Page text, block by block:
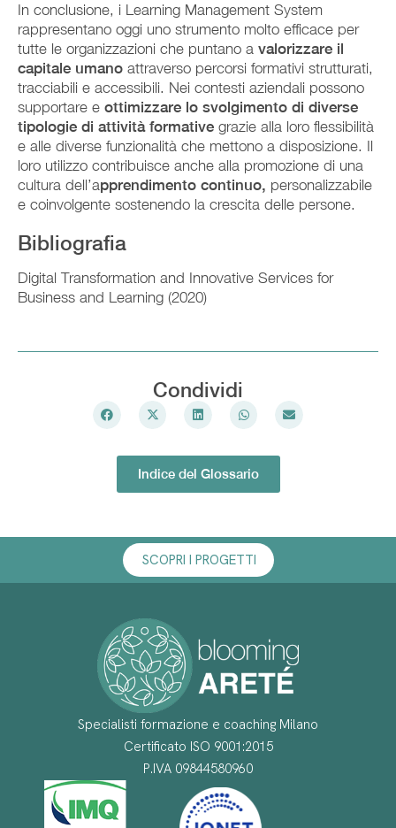
In conclusione, i Learning Management System
rappresentano oggi uno strumento molto efficace per
tutte le organizzazioni che puntano a valorizzare il
capitale umano attraverso percorsi formativi strutturati,
tracciabili e accessibili. Nei contesti aziendali possono
supportare e ottimizzare lo svolgimento di diverse
tipologie di attività formative grazie alla loro flessibilità
e alle diverse funzionalità che mettono a disposizione. Il
loro utilizzo contribuisce anche alla promozione di una
cultura dell’apprendimento continuo, personalizzabile
e coinvolgente sostenendo la crescita delle persone.
Bibliografia
Digital Transformation and Innovative Services for
Business and Learning (2020)
Condividi
Indice del Glossario
SCOPRI I PROGETTI
Specialisti formazione e coaching Milano
Certificato ISO 9001:2015
P.IVA 09844580960